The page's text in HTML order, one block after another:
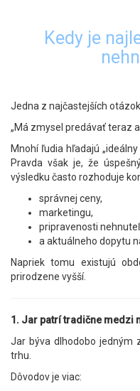
Kedy je
Jedna z najčastejších
„Má zmysel predávať teraz
Mnohí ľudia hľadajú
Pravda však je, že
výsledku často rozhoduje
správnej ceny,
marketingu,
pripravenosti
a aktuálneho dopytu
Napriek tomu existujú
prirodzene vyšší.
1. Jar patrí tradične medzi
Jar býva dlhodobo jedným
trhu.
Dôvodov je viac: